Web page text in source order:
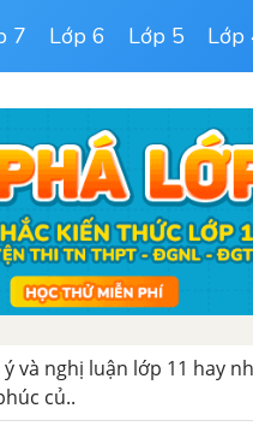
7 Lớp 6 Lớp 5 Lớp
và nghị luận lớp 11 hay
củ..